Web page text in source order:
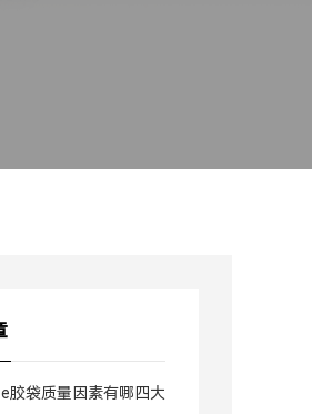
胶袋质量因素有哪四大